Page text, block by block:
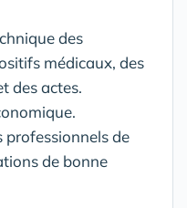
des
médicaux, des
des actes.
professionnels de
de bonne